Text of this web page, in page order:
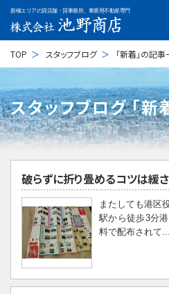
新橋エリアの貸店舗・貸事務所、事業用不動産専門
TOP スタッフブログ 「新着」の記
スタッフブログ ｢新
破らずに折り畳めるコツは緩さ
またしても港区
駅から徒歩3分
料で配布されて